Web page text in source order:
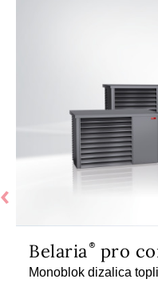
Belaria pro
Monoblok dizalica